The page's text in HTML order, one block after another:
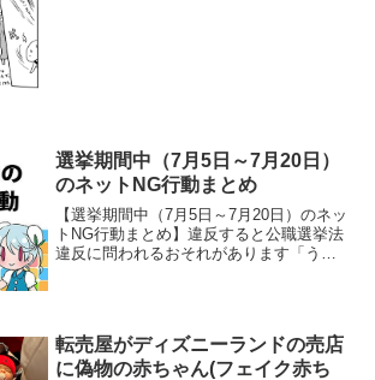
選挙期間中（7月5日～7月20日）
のネットNG行動まとめ
【選挙期間中（7月5日～7月20日）のネッ
トNG行動まとめ】違反すると公職選挙法
違反に問われるおそれがあります「うっ
転売屋がディズニーランドの売店
に偽物の赤ちゃん(フェイク赤ち